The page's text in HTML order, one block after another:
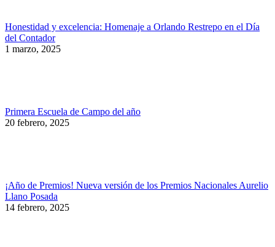
Honestidad y excelencia: Homenaje a Orlando Restrepo en el Día
del Contador
1 marzo, 2025
Primera Escuela de Campo del año
20 febrero, 2025
¡Año de Premios! Nueva versión de los Premios Nacionales Aurelio
Llano Posada
14 febrero, 2025